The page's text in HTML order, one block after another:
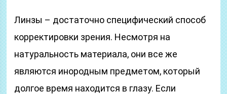
Линзы – достаточно специфический способ
корректировки зрения. Несмотря на
натуральность материала, они все же
являются инородным предметом, который
долгое время находится в глазу. Если